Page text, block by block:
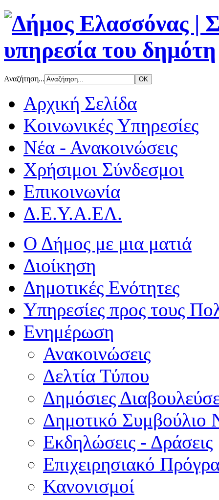
Αναζήτηση...
Αρχική Σελίδα
Κοινωνικές Υπηρεσίες
Νέα - Ανακοινώσεις
Χρήσιμοι Σύνδεσμοι
Επικοινωνία
Δ.Ε.Υ.Α.ΕΛ.
Ο Δήμος με μια ματιά
Διοίκηση
Δημοτικές Ενότητες
Υπηρεσίες προς τους
Ενημέρωση
Ανακοινώσεις
Δελτία Τύπου
Δημόσιες
Δημοτικό Συμβούλιο
Εκδηλώσεις - Δράσεις
Επιχειρησιακό
Κανονισμοί